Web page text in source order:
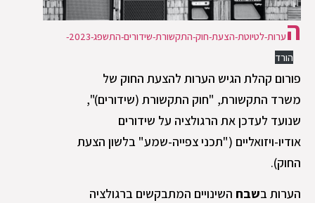
הערות-לטיוטת-הצעת-חוק-התקשורת-שידורים-התשפג-2023-
הורד
פורום קהלת הגיש הערות להצעת החוק של
משרד התקשורת, "חוק התקשורת (שידורים)",
שנועד לעדכן את הרגולציה על שידורים
אודיו-ויזואליים ("תכני צפייה-שמע" בלשון הצעת
החוק).
הערות בשבח השינויים המתבקשים ברגולציה